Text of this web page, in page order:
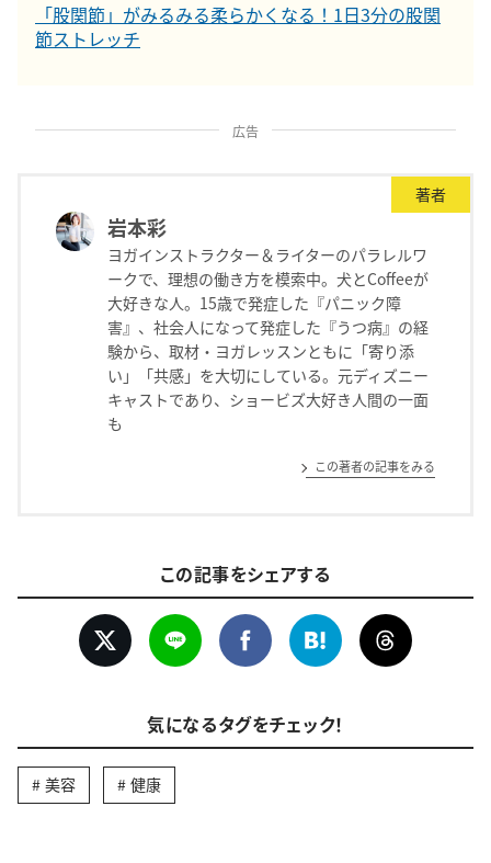
「股関節」がみるみる柔らかくなる！1日3分の股関
節ストレッチ
広告
著者
岩本彩
ヨガインストラクター＆ライターのパラレルワ
ークで、理想の働き方を模索中。犬とCoffeeが
大好きな人。15歳で発症した『パニック障
害』、社会人になって発症した『うつ病』の経
験から、取材・ヨガレッスンともに「寄り添
い」「共感」を大切にしている。元ディズニー
キャストであり、ショービズ大好き人間の一面
も
この著者の記事をみる
この記事をシェアする
気になるタグをチェック！
美容 健康